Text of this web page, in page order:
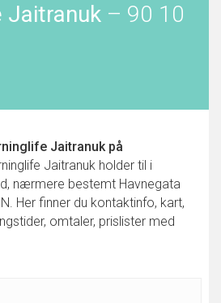
Jaitranuk – 90 10
Jaitranukpå
Jaitranuk holder til i
nærmere bestemt Havnegata
Her finner du kontaktinfo, kart,
omtaler, prislister med